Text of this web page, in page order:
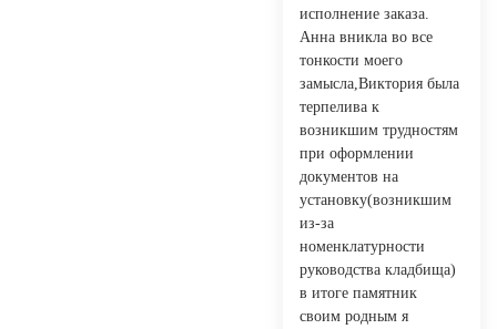
исполнение заказа.
Анна вникла во все
тонкости моего
замысла,Виктория была
терпелива к
возникшим трудностям
при оформлении
документов на
установку(возникшим
из-за
номенклатурности
руководства кладбища)
в итоге памятник
своим родным я